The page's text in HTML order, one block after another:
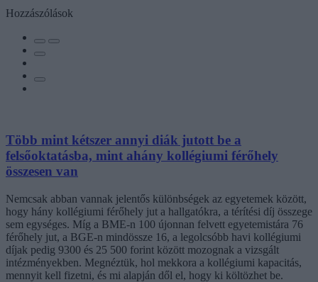
Hozzászólások
Több mint kétszer annyi diák jutott be a
felsőoktatásba, mint ahány kollégiumi férőhely
összesen van
Nemcsak abban vannak jelentős különbségek az egyetemek között,
hogy hány kollégiumi férőhely jut a hallgatókra, a térítési díj összege
sem egységes. Míg a BME-n 100 újonnan felvett egyetemistára 76
férőhely jut, a BGE-n mindössze 16, a legolcsóbb havi kollégiumi
díjak pedig 9300 és 25 500 forint között mozognak a vizsgált
intézményekben. Megnéztük, hol mekkora a kollégiumi kapacitás,
mennyit kell fizetni, és mi alapján dől el, hogy ki költözhet be.